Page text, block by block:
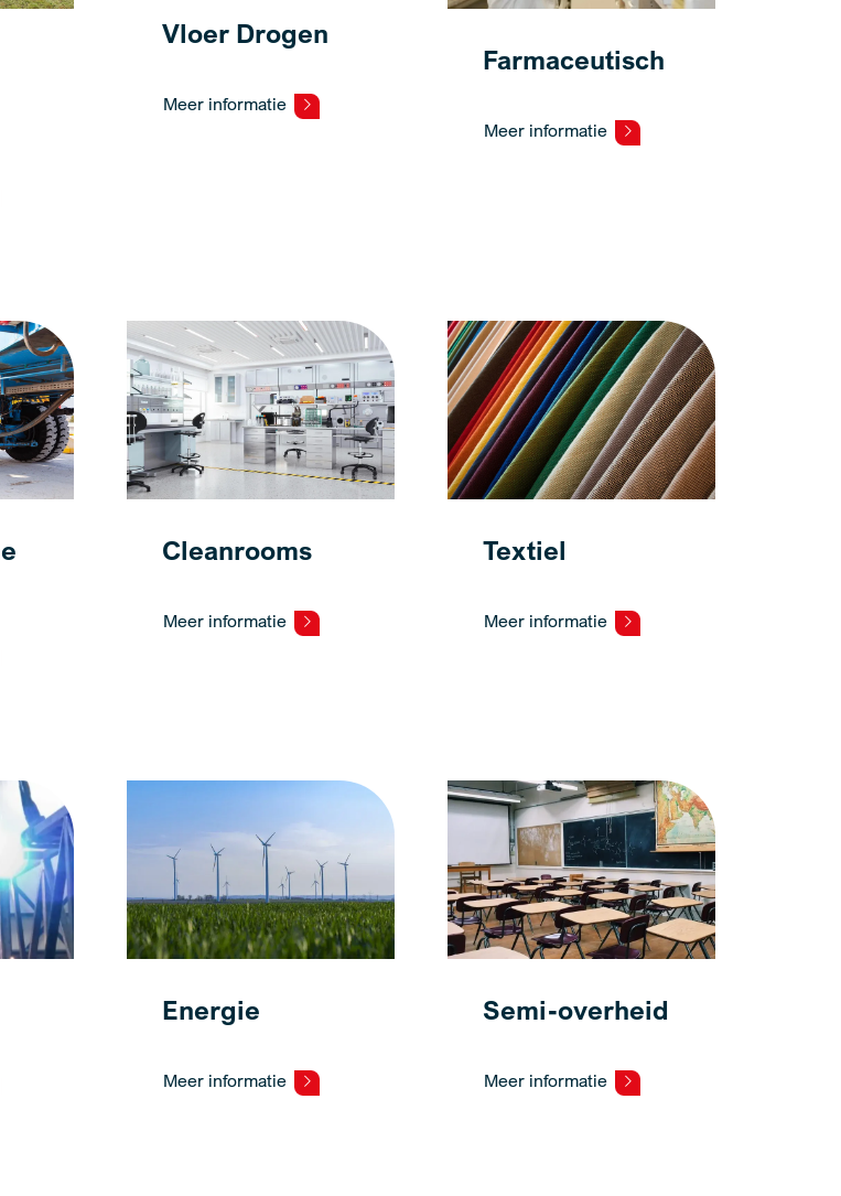
Vloer Drogen
Meer informatie
Farmaceutisch
Meer informatie
Cleanrooms
Meer informatie
Textiel
Meer informatie
Energie
Meer informatie
Semi-overheid
Meer informatie